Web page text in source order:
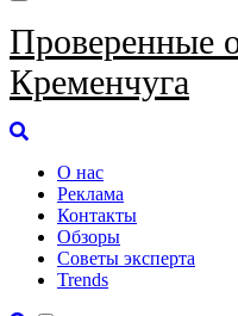
Проверенные
Кременчуга
О нас
Реклама
Контакты
Обзоры
Советы эксперта
Trends